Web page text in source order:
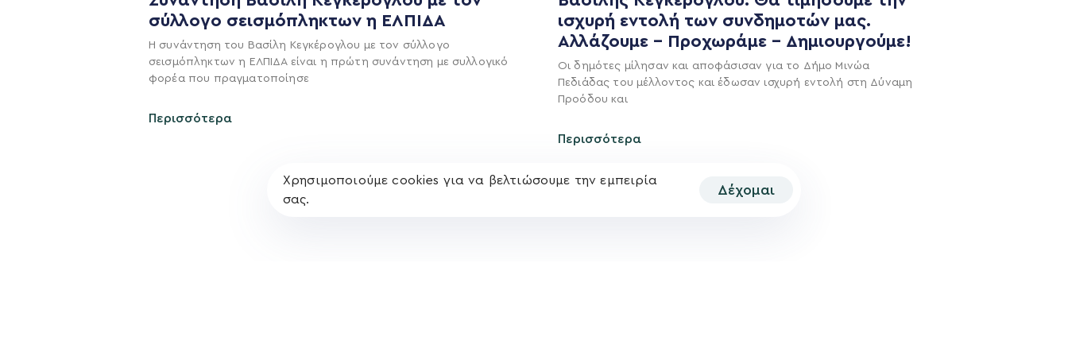
σύλλογο σεισμόπληκτων η ΕΛΠΙΔΑ
Η συνάντηση του Βασίλη Κεγκέρογλου με τον σύλλογο
σεισμόπληκτων η ΕΛΠΙΔΑ είναι η πρώτη συνάντηση με συλλογικό
φορέα που πραγματοποίησε
Περισσότερα
ισχυρή εντολή των συνδημοτών μας.
Αλλάζουμε – Προχωράμε – Δημιουργούμε!
Οι δημότες μίλησαν και αποφάσισαν για το Δήμο Μινώα
Πεδιάδας του μέλλοντος και έδωσαν ισχυρή εντολή στη Δύναμη
Προόδου και
Περισσότερα
Όραμα
Σχέδιο
Πολιτική Απορρήτου
Νέα
+(30) 289 102 4800
Ηλ. ταχυδρομείο
kegkeroglou@gmail.com
Χρησιμοποιούμε cookies για να βελτιώσουμε την εμπειρία
σας.
Δέχομαι